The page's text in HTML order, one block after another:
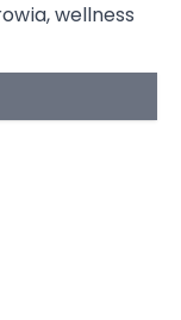
wellness